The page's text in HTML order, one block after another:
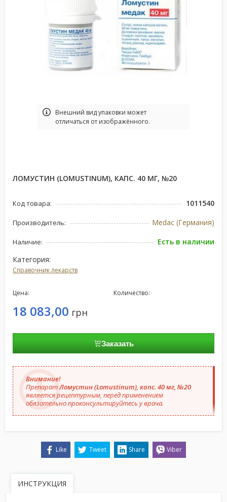
Bнешний вид упаковки может
отличаться от изображённого.
ЛОМУСТИН (LOMUSTINUM), КАПС. 40 МГ, №20
Код товара: 1011540
Производитель: Medac (Германия)
Наличие:
Есть в наличии
Категория:
Справочник лекарств
Цена:
18 083,00 грн
Количество:
Заказать
Внимание!
ПрепаратЛомустин (Lomustinum), капс. 40 мг, №20
является рецептурным, перед применением
обязательно проконсультируйтесь у врача.
Like Tweet Share Viber
ИНСТРУКЦИЯ